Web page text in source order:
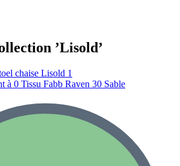
’Lisold’
à 0 Tissu Fabb Raven 30 Sable